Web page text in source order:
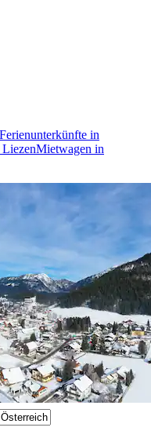
Ferienunterkünfte in
Mietwagen in